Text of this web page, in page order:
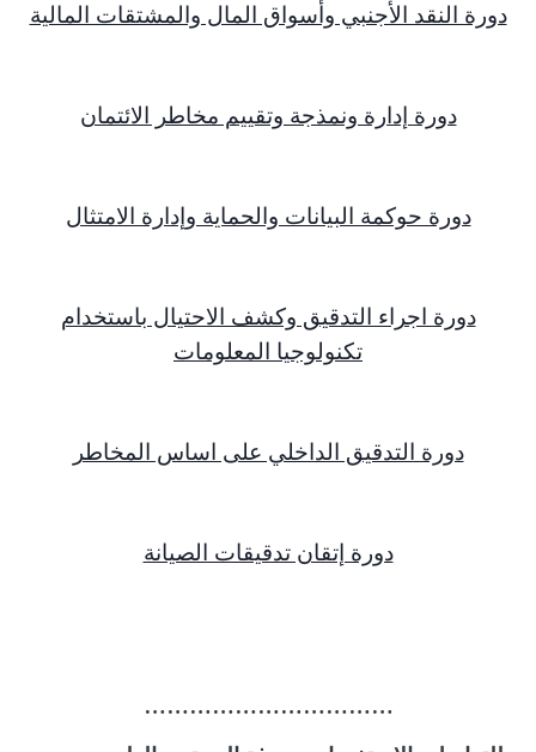
دورة النقد الأجنبي وأسواق المال والمشتقات المالية
دورة إدارة ونمذجة وتقييم مخاطر الائتمان
دورة حوكمة البيانات والحماية وإدارة الامتثال
دورة اجراء التدقيق وكشف الاحتيال باستخدام
تكنولوجيا المعلومات
دورة التدقيق الداخلي على اساس المخاطر
دورة إتقان تدقيقات الصيانة
……………………………